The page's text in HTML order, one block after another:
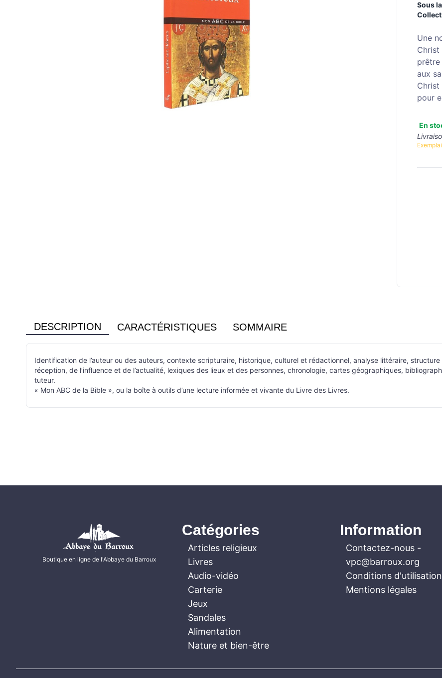
Sous
Une
prêtre
aux
Christ
pour
En
DESCRIPTION CARACTÉRISTIQUES SOMMAIRE
Identification de l’auteur ou des auteurs, contexte scripturaire, historique, culturel et rédactionnel, analyse littéraire,
réception, de l’influence et de l’actualité, lexiques des lieux et des personnes, chronologie, cartes géographiques,
tuteur.
« Mon ABC de la Bible », ou la boîte à outils d’une lecture informée et vivante du Livre des Livres.
Boutique en ligne de l'Abbaye du Barroux
Catégories
Articles religieux
Livres
Audio-vidéo
Carterie
Jeux
Sandales
Alimentation
Nature et bien-être
Information
Contactez-nous -
vpc@barroux.org
Conditions d'utilisation
Mentions légales